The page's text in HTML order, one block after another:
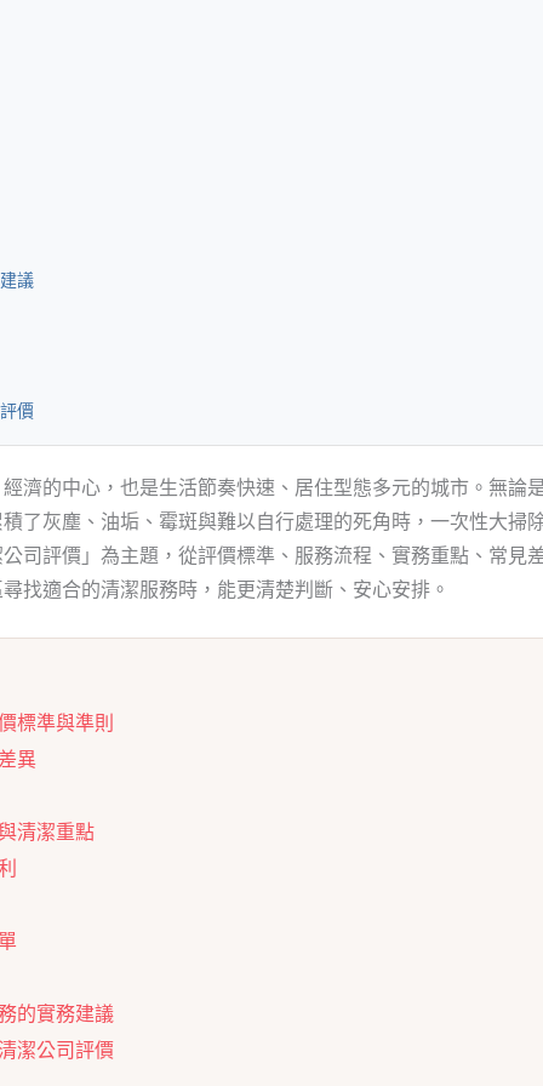
議
價
濟的中心，也是生活節奏快速、居住型態多元的城市。無論
了灰塵、油垢、霉斑與難以自行處理的死角時，一次性大掃
司評價」為主題，從評價標準、服務流程、實務重點、常見
找適合的清潔服務時，能更清楚判斷、安心安排。
標準與準則
異
清潔重點
的實務建議
潔公司評價